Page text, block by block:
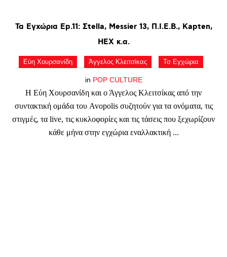
Τα Εγχώρια Ep.11: Σtella, Messier 13, Π.Ι.Ε.Β., Kapten,
HEX κ.α.
Εύη Χουρσανίδη Άγγελος Κλειτσίκας Τα Εγχώρια
in POP CULTURE
Η Εύη Χουρσανίδη και ο Άγγελος Κλειτσίκας από την
συντακτική ομάδα του Avopolis συζητούν για τα ονόματα, τις
στιγμές, τα live, τις κυκλοφορίες και τις τάσεις που ξεχωρίζουν
κάθε μήνα στην εγχώρια εναλλακτική ...